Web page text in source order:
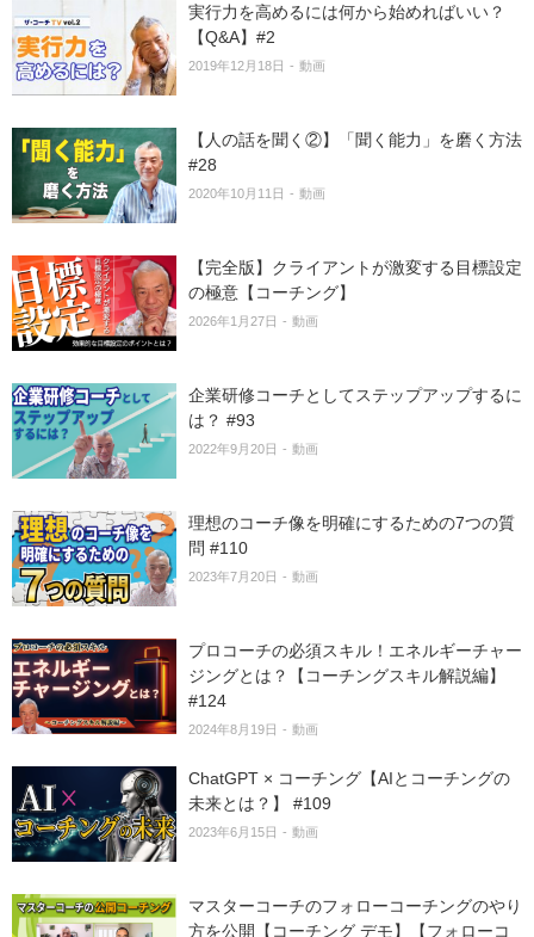
実行力を高めるには何から始めればいい？
【Q&A】#2
2019年12月18日 動画
【人の話を聞く②】「聞く能力」を磨く方法
#28
2020年10月11日 動画
【完全版】クライアントが激変する目標設定
の極意【コーチング】
2026年1月27日 動画
企業研修コーチとしてステップアップするに
は？ #93
2022年9月20日 動画
理想のコーチ像を明確にするための7つの質
問 #110
2023年7月20日 動画
プロコーチの必須スキル！エネルギーチャー
ジングとは？【コーチングスキル解説編】
#124
2024年8月19日 動画
ChatGPT × コーチング【AIとコーチングの
未来とは？】 #109
2023年6月15日 動画
マスターコーチのフォローコーチングのやり
方を公開【コーチング デモ】【フォローコ